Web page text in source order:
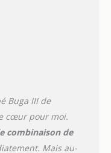
Buga III de
cœur pour moi.
combinaison de
Mais au-